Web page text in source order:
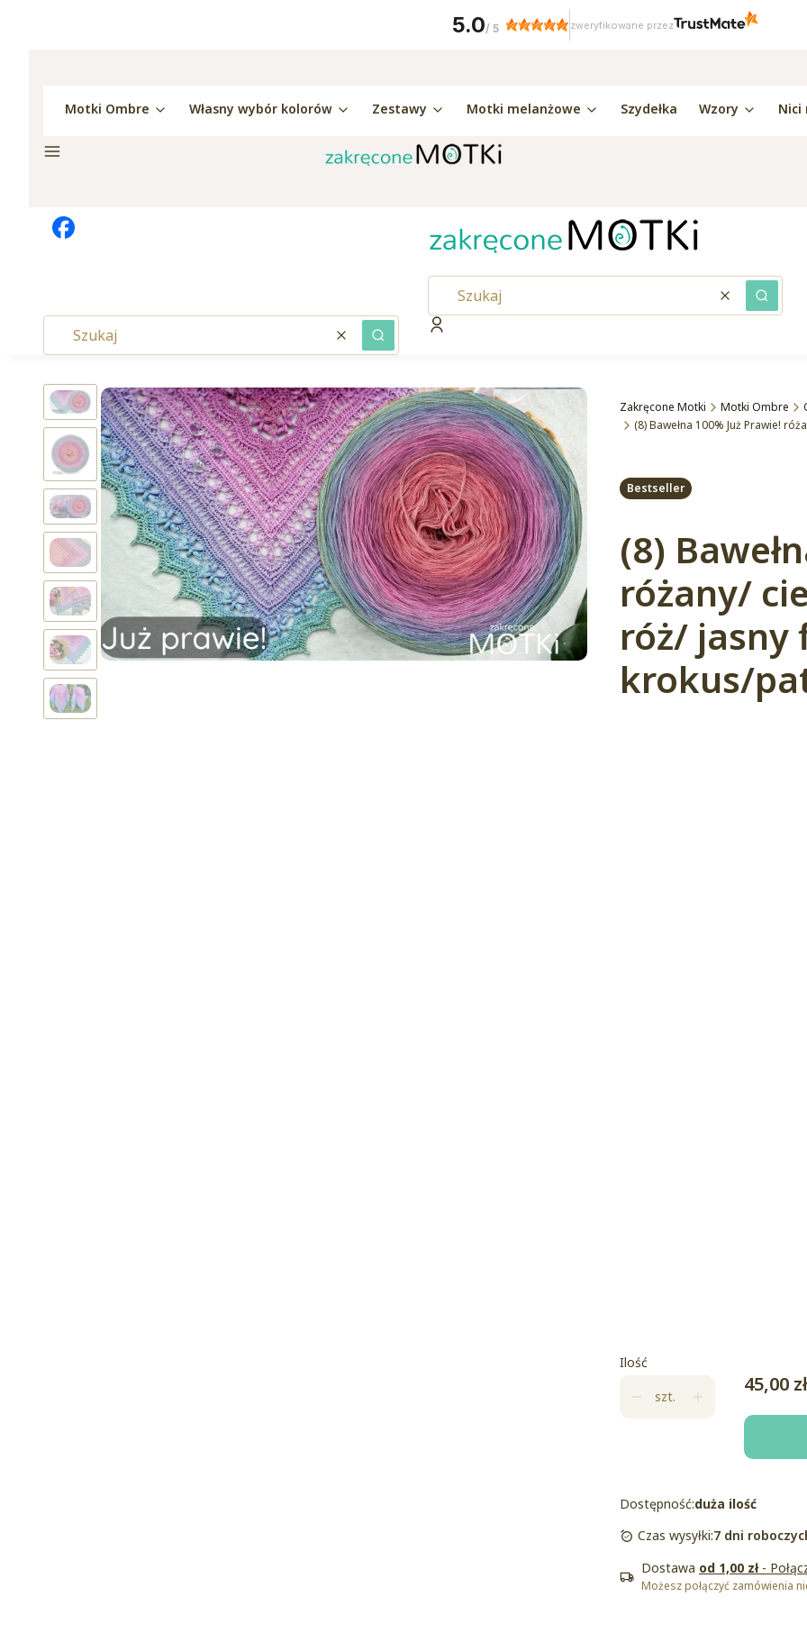
Motki Ombre Własny wybór kolorów Zestawy Motki melanżowe Szydełka Wzory Nici
Menu
WyczyśćSzukaj
WyczyśćSzukaj
Zaloguj się
Zakręcone Motki Motki Ombre
(8) Bawełna 100% Już Prawie!
Etykiety
Bestseller
(8)
różany/
róż/
krokus/
Sposób nawinięcia motka
Ilość
szt.
Cena
45,00 zł
Dostępność:duża ilość
Czas wysyłki:7 dni
Dostawa od 1,00 zł -
Możesz połączyć zamówienia
5.0/ 5 zweryfikowane przez